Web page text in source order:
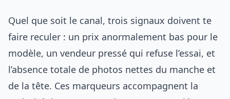
Quel que soit le canal, trois signaux doivent te
faire reculer : un prix anormalement bas pour le
modèle, un vendeur pressé qui refuse l’essai, et
l’absence totale de photos nettes du manche et
de la tête. Ces marqueurs accompagnent la